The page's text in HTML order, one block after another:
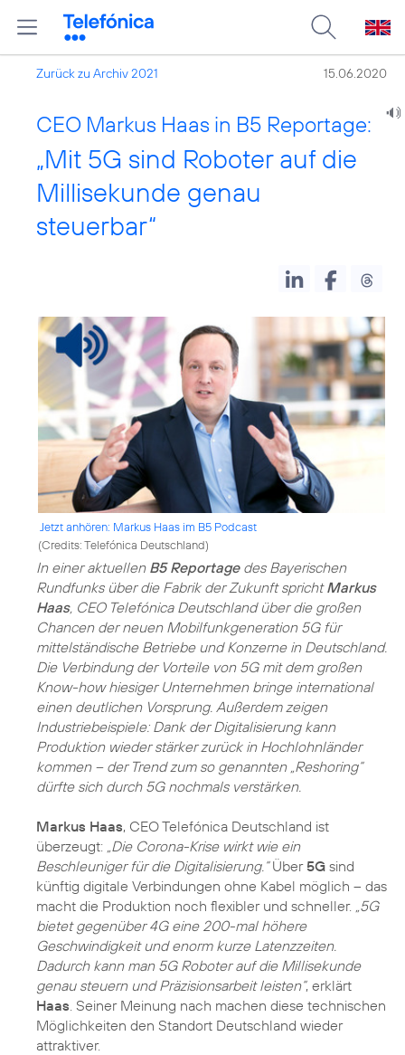
Zurück zu Archiv 2021 15.06.2020
CEO Markus Haas in B5 Reportage:
„Mit 5G sind Roboter auf die
Millisekunde genau
steuerbar“
Jetzt anhören: Markus Haas im B5 Podcast
(Credits: Telefónica Deutschland)
In einer aktuellen B5 Reportagedes Bayerischen
Rundfunks über die Fabrik der Zukunft sprichtMarkus
Haas, CEO Telefónica Deutschland über die großen
Chancen der neuen Mobilfunkgeneration 5G für
mittelständische Betriebe und Konzerne in Deutschland.
Die Verbindung der Vorteile von 5G mit dem großen
Know-how hiesiger Unternehmen bringe international
einen deutlichen Vorsprung. Außerdem zeigen
Industriebeispiele: Dank der Digitalisierung kann
Produktion wieder stärker zurück in Hochlohnländer
kommen – der Trend zum so genannten „Reshoring“
dürfte sich durch 5G nochmals verstärken.
Markus Haas, CEO Telefónica Deutschland ist
überzeugt: „Die Corona-Krise wirkt wie ein
Beschleuniger für die Digitalisierung.“Über5G sind
künftig digitale Verbindungen ohne Kabel möglich – das
macht die Produktion noch flexibler und schneller. „5G
bietet gegenüber 4G eine 200-mal höhere
Geschwindigkeit und enorm kurze Latenzzeiten.
Dadurch kann man 5G Roboter auf die Millisekunde
genau steuern und Präzisionsarbeit leisten“, erklärt
Haas . Seiner Meinung nach machen diese technischen
Möglichkeiten den Standort Deutschland wieder
attraktiver.